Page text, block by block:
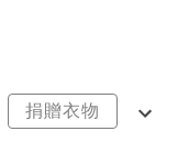
捐贈衣物